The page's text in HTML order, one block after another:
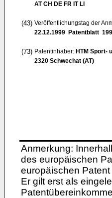
AT CH DE FR IT LI
(43) Veröffentlichungstag der
22.12.1999 Patentblatt
(73) Patentinhaber: HTM Sport-
2320 Schwechat (AT)
Anmerkung:
des europäischen
europäischen
Er gilt erst als